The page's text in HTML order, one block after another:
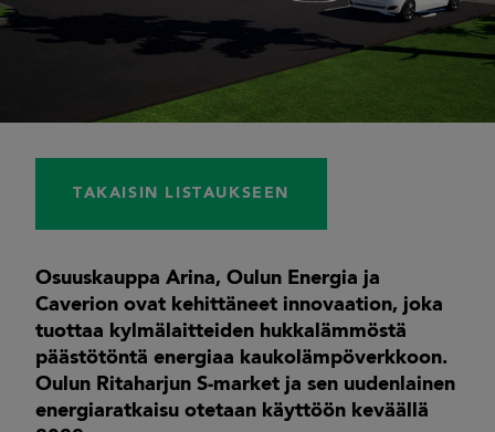
TAKAISIN LISTAUKSEEN
Osuuskauppa Arina, Oulun Energia ja
Caverion ovat kehittäneet innovaation, joka
tuottaa kylmälaitteiden hukkalämmöstä
päästötöntä energiaa kaukolämpöverkkoon.
Oulun Ritaharjun S-market ja sen uudenlainen
energiaratkaisu otetaan käyttöön keväällä